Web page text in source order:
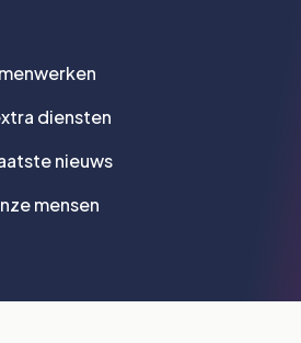
diensten
nieuws
mensen